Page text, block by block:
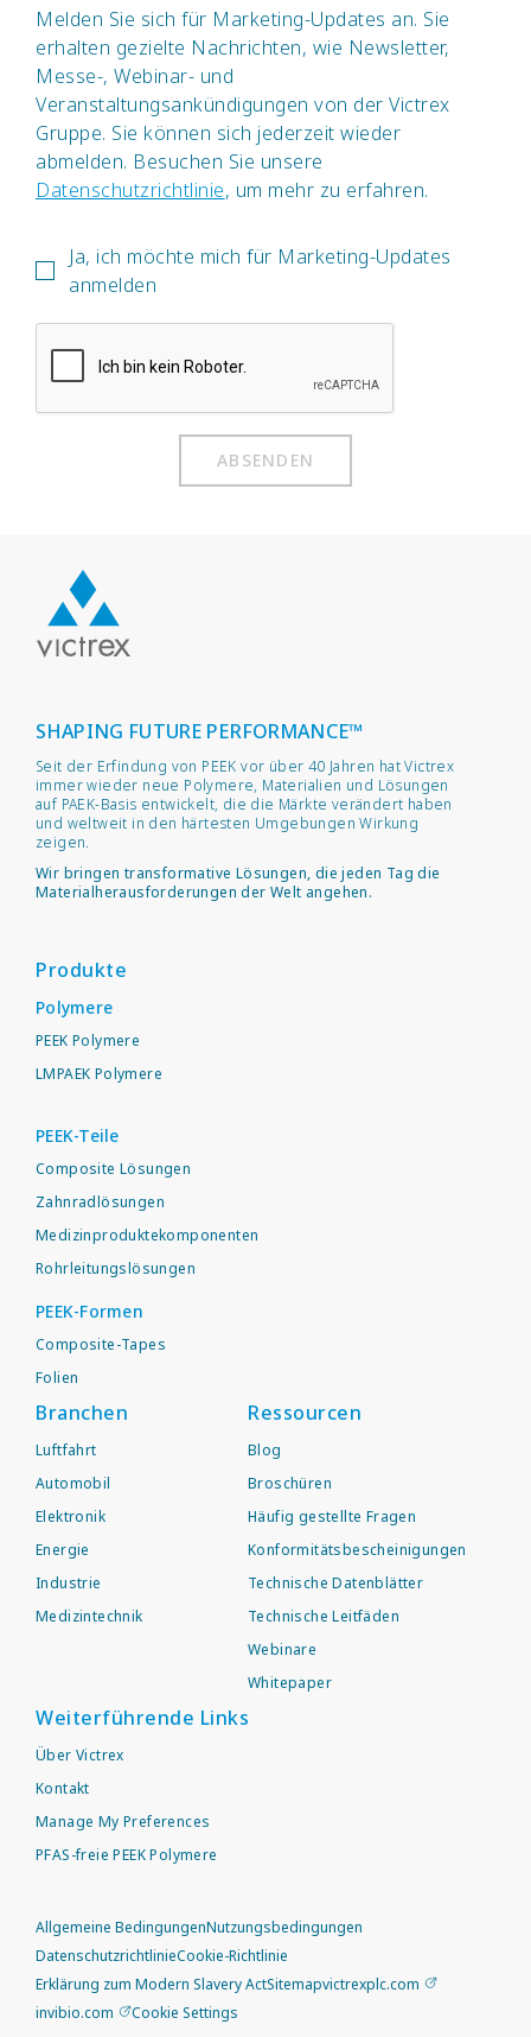
Melden Sie sich für Marketing-Updates an. Sie
erhalten gezielte Nachrichten, wie Newsletter,
Messe-, Webinar- und
Veranstaltungsankündigungen von der Victrex
Gruppe. Sie können sich jederzeit wieder
abmelden. Besuchen Sie unsere
Datenschutzrichtlinie, um mehr zu erfahren.
Ja, ich möchte mich für Marketing-Updates
anmelden
ABSENDEN
SHAPING FUTURE PERFORMANCE™
Seit der Erfindung von PEEK vor über 40 Jahren hat Victrex
immer wieder neue Polymere, Materialien und Lösungen
auf PAEK-Basis entwickelt, die die Märkte verändert haben
und weltweit in den härtesten Umgebungen Wirkung
zeigen.
Wir bringen transformative Lösungen, die jeden Tag die
Materialherausforderungen der Welt angehen.
Produkte
Polymere
PEEK Polymere
LMPAEK Polymere
PEEK-Teile
Composite Lösungen
Zahnradlösungen
Medizinproduktekomponenten
Rohrleitungslösungen
PEEK-Formen
Composite-Tapes
Folien
Branchen
Luftfahrt
Automobil
Elektronik
Energie
Industrie
Medizintechnik
Ressourcen
Blog
Broschüren
Häufig gestellte Fragen
Konformitätsbescheinigungen
Technische Datenblätter
Technische Leitfäden
Webinare
Whitepaper
Weiterführende Links
Über Victrex
Kontakt
Manage My Preferences
PFAS-freie PEEK Polymere
Allgemeine BedingungenNutzungsbedingungen
DatenschutzrichtlinieCookie-Richtlinie
Erklärung zum Modern Slavery ActSitemapvictrexplc.com
invibio.com
Cookie Settings